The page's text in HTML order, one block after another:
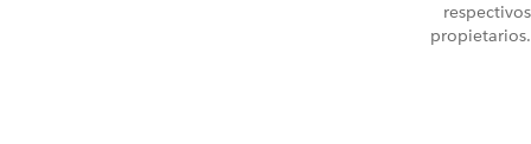
respectivos
propietarios.